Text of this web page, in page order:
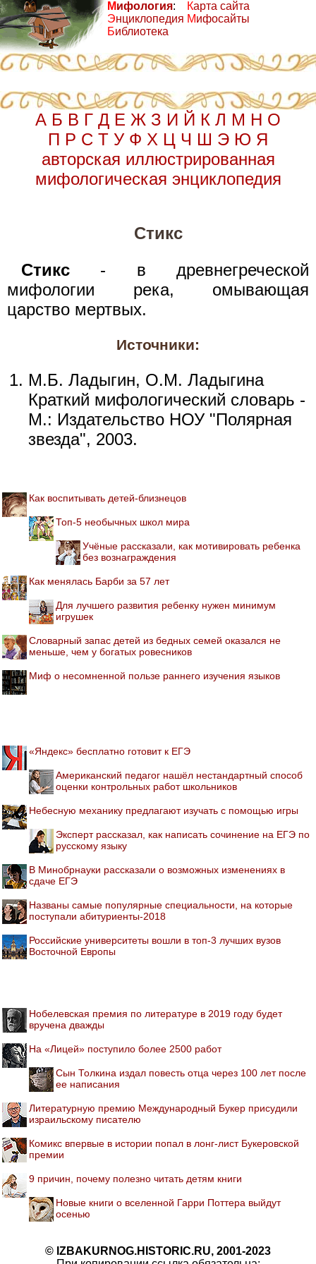
Мифология:
Энциклопедия
Библиотека
Карта сайта
Мифосайты
А Б В Г Д Е Ж З И Й К Л М Н О
П Р С Т У Ф Х Ц Ч Ш Э Ю Я
авторская иллюстрированная
мифологическая энциклопедия
Стикс
Стикс - в древнегреческой
мифологии река, омывающая
царство мертвых.
Источники:
М.Б. Ладыгин, О.М. Ладыгина
Краткий мифологический словарь -
М.: Издательство НОУ "Полярная
звезда", 2003.
Как воспитывать детей-близнецов
Топ-5 необычных школ мира
Учёные рассказали, как мотивировать ребенка
без вознаграждения
Как менялась Барби за 57 лет
Для лучшего развития ребенку нужен минимум
игрушек
Словарный запас детей из бедных семей оказался не
меньше, чем у богатых ровесников
Миф о несомненной пользе раннего изучения языков
«Яндекс» бесплатно готовит к ЕГЭ
Американский педагог нашёл нестандартный способ
оценки контрольных работ школьников
Небесную механику предлагают изучать с помощью игры
Эксперт рассказал, как написать сочинение на ЕГЭ по
русскому языку
В Минобрнауки рассказали о возможных изменениях в
сдаче ЕГЭ
Названы самые популярные специальности, на которые
поступали абитуриенты-2018
Российские университеты вошли в топ-3 лучших вузов
Восточной Европы
Нобелевская премия по литературе в 2019 году будет
вручена дважды
На «Лицей» поступило более 2500 работ
Сын Толкина издал повесть отца через 100 лет после
ее написания
Литературную премию Международный Букер присудили
израильскому писателю
Комикс впервые в истории попал в лонг-лист Букеровской
премии
9 причин, почему полезно читать детям книги
Новые книги о вселенной Гарри Поттера выйдут
осенью
© IZBAKURNOG.HISTORIC.RU, 2001-2023